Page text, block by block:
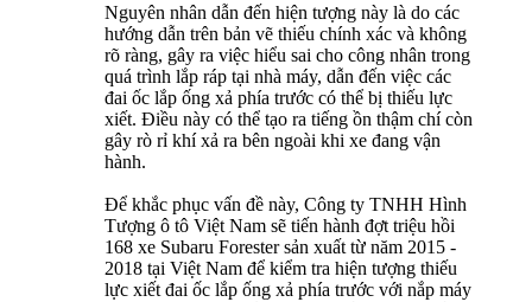
Nguyên nhân dẫn đến hiện tượng này là do các
hướng dẫn trên bản vẽ thiếu chính xác và không
rõ ràng, gây ra việc hiểu sai cho công nhân trong
quá trình lắp ráp tại nhà máy, dẫn đến việc các
đai ốc lắp ống xả phía trước có thể bị thiếu lực
xiết. Điều này có thể tạo ra tiếng ồn thậm chí còn
gây rò rỉ khí xả ra bên ngoài khi xe đang vận
hành.
Để khắc phục vấn đề này, Công ty TNHH Hình
Tượng ô tô Việt Nam sẽ tiến hành đợt triệu hồi
168 xe Subaru Forester sản xuất từ năm 2015 -
2018 tại Việt Nam để kiểm tra hiện tượng thiếu
lực xiết đai ốc lắp ống xả phía trước với nắp máy